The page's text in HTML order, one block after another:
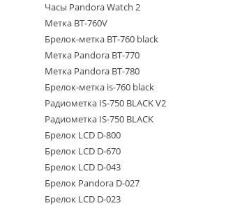
Часы Pandora Watch 2
Метка BT-760V
Брелок-метка BT-760 black
Метка Pandora BT-770
Метка Pandora BT-780
Брелок-метка is-760 black
Радиометка IS-750 BLACK V2
Радиометка IS-750 BLACK
Брелок LCD D-800
Брелок LCD D-670
Брелок LCD D-043
Брелок Pandora D-027
Брелок LCD D-023